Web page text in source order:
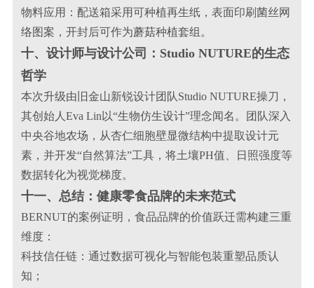
物料应用：配送箱采用可种植再生纸，表面印刷菌丝网
络图案，开封后可作为蘑菇种植套组。
十、设计师与设计公司：Studio NUTURE的生态
哲学
本次升级由旧金山新锐设计团队Studio NUTURE操刀，
其创始人Eva Lin以“生物仿生设计”理念闻名。团队深入
中央谷地农场，从杏仁细胞壁显微结构中提取设计元
素，并开发“自然算法”工具，将土壤PH值、日照强度等
数据转化为视觉梯度。
十一、总结：健康零食品牌的未来范式
BERNUT的案例证明，食品品牌的价值跃迁需构建三重
维度：
科技信任链：通过数据可视化与智能包装重塑品质认
知；